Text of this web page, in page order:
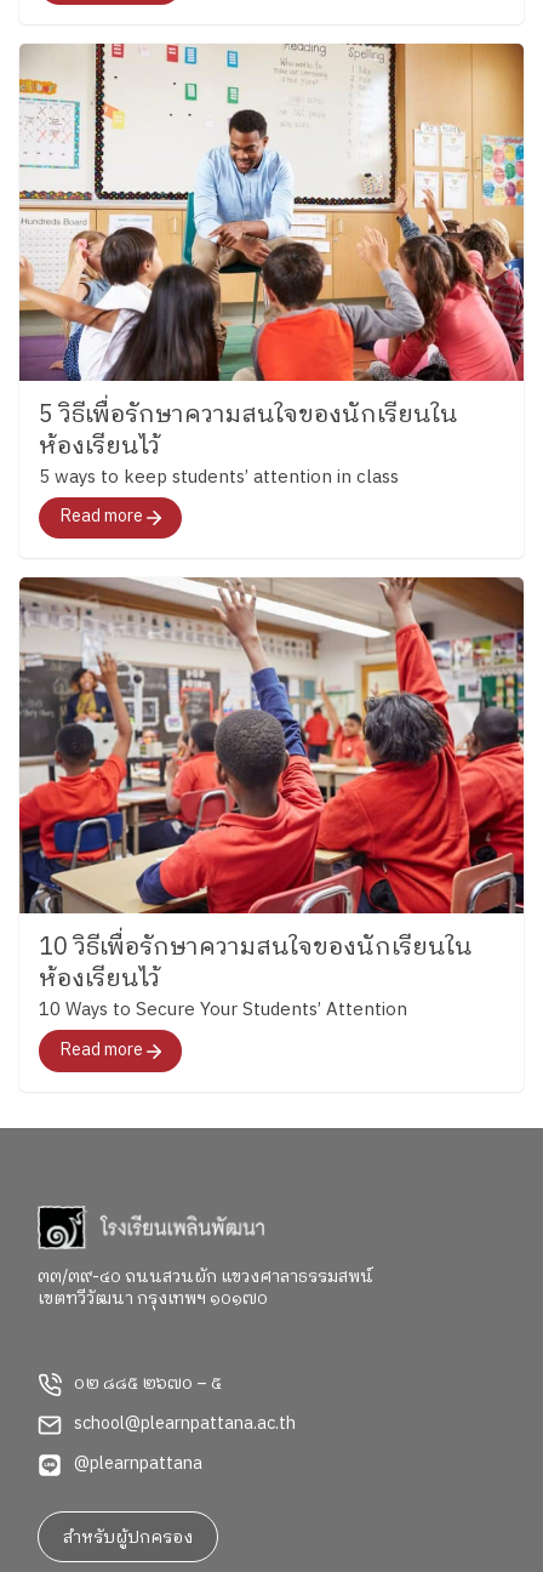
5 วิธีเพื่อรักษาความสนใจของนักเรียนใน
ห้องเรียนไว้
5 ways to keep students’ attention in class
Read more
10 วิธีเพื่อรักษาความสนใจของนักเรียนใน
ห้องเรียนไว้
10 Ways to Secure Your Students’ Attention
Read more
๓๓/๓๙-๔๐ ถนนสวนผัก แขวงศาลาธรรมสพน์
เขตทวีวัฒนา กรุงเทพฯ ๑๐๑๗๐
๐๒ ๘๘๕ ๒๖๗๐ – ๕
school@plearnpattana.ac.th
@plearnpattana
สำหรับผู้ปกครอง